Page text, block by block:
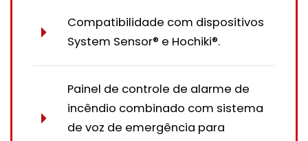
Compatibilidade com dispositivos
System Sensor® e Hochiki®.
Painel de controle de alarme de
incêndio combinado com sistema
de voz de emergência para